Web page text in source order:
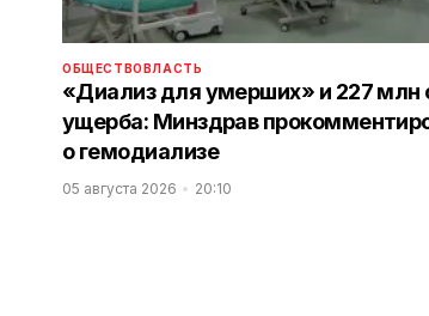
ОБЩЕСТВОВЛАСТЬ
«Диализ для умерших» и 227 млн
ущерба: Минздрав
о гемодиализе
05 августа 2026 20:10